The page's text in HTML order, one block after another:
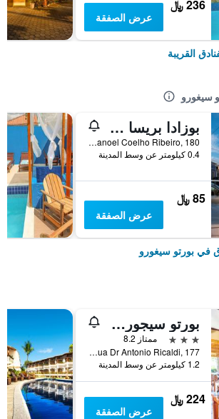
236 ﷼
عرض الصفقة
القريبة
سيغورو
بوزادا بريسا دو مار
Pca Manoel Coelho Ribeiro, 180, بورتو سيغورو, البرازيل
0.4 كيلومتر عن وسط المدينة
85 ﷼
عرض الصفقة
في بورتو سيغورو
بورتو سيجورو إكو باهيا هوتل
3 نجوم
ممتاز 8.2
Rua Dr Antonio Ricaldi, 177, بورتو سيغورو, البرازيل
1.2 كيلومتر عن وسط المدينة
224 ﷼
عرض الصفقة